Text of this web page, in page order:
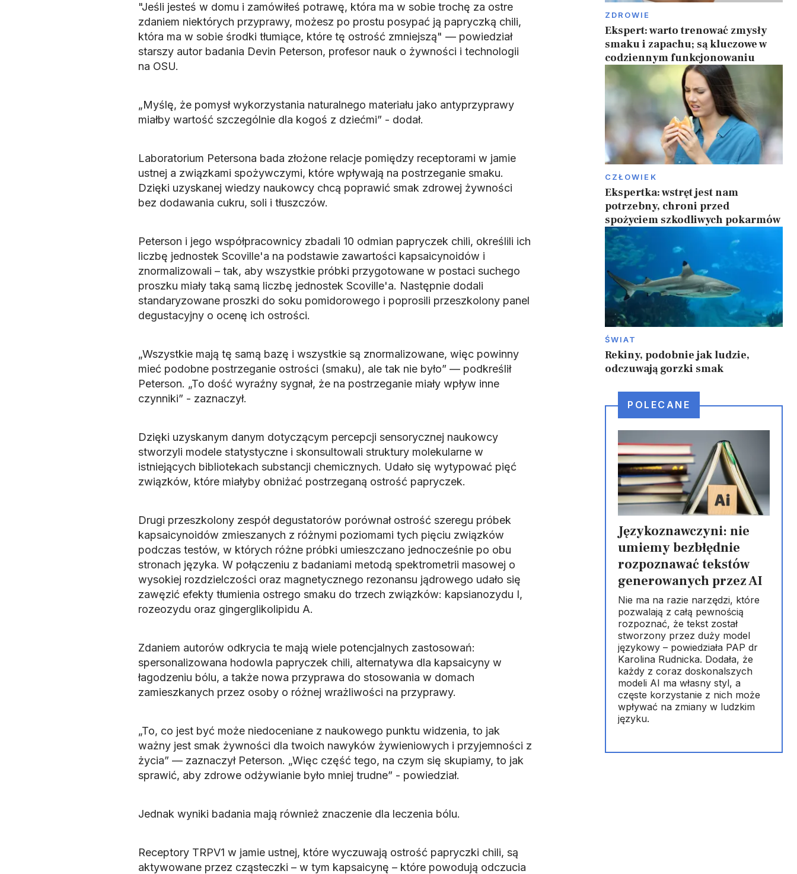
"Jeśli jesteś w domu i zamówiłeś potrawę, która ma w sobie trochę za ostre
zdaniem niektórych przyprawy, możesz po prostu posypać ją papryczką chili,
która ma w sobie środki tłumiące, które tę ostrość zmniejszą" — powiedział
starszy autor badania Devin Peterson, profesor nauk o żywności i technologii
na OSU.
„Myślę, że pomysł wykorzystania naturalnego materiału jako antyprzyprawy
miałby wartość szczególnie dla kogoś z dziećmi” - dodał.
Laboratorium Petersona bada złożone relacje pomiędzy receptorami w jamie
ustnej a związkami spożywczymi, które wpływają na postrzeganie smaku.
Dzięki uzyskanej wiedzy naukowcy chcą poprawić smak zdrowej żywności
bez dodawania cukru, soli i tłuszczów.
Peterson i jego współpracownicy zbadali 10 odmian papryczek chili, określili ich
liczbę jednostek Scoville'a na podstawie zawartości kapsaicynoidów i
znormalizowali – tak, aby wszystkie próbki przygotowane w postaci suchego
proszku miały taką samą liczbę jednostek Scoville'a. Następnie dodali
standaryzowane proszki do soku pomidorowego i poprosili przeszkolony panel
degustacyjny o ocenę ich ostrości.
„Wszystkie mają tę samą bazę i wszystkie są znormalizowane, więc powinny
mieć podobne postrzeganie ostrości (smaku), ale tak nie było” — podkreślił
Peterson. „To dość wyraźny sygnał, że na postrzeganie miały wpływ inne
czynniki” - zaznaczył.
Dzięki uzyskanym danym dotyczącym percepcji sensorycznej naukowcy
stworzyli modele statystyczne i skonsultowali struktury molekularne w
istniejących bibliotekach substancji chemicznych. Udało się wytypować pięć
związków, które miałyby obniżać postrzeganą ostrość papryczek.
Drugi przeszkolony zespół degustatorów porównał ostrość szeregu próbek
kapsaicynoidów zmieszanych z różnymi poziomami tych pięciu związków
podczas testów, w których różne próbki umieszczano jednocześnie po obu
stronach języka. W połączeniu z badaniami metodą spektrometrii masowej o
wysokiej rozdzielczości oraz magnetycznego rezonansu jądrowego udało się
zawęzić efekty tłumienia ostrego smaku do trzech związków: kapsianozydu I,
rozeozydu oraz gingerglikolipidu A.
Zdaniem autorów odkrycia te mają wiele potencjalnych zastosowań:
spersonalizowana hodowla papryczek chili, alternatywa dla kapsaicyny w
łagodzeniu bólu, a także nowa przyprawa do stosowania w domach
zamieszkanych przez osoby o różnej wrażliwości na przyprawy.
„To, co jest być może niedoceniane z naukowego punktu widzenia, to jak
ważny jest smak żywności dla twoich nawyków żywieniowych i przyjemności z
życia” — zaznaczył Peterson. „Więc część tego, na czym się skupiamy, to jak
sprawić, aby zdrowe odżywianie było mniej trudne” - powiedział.
Jednak wyniki badania mają również znaczenie dla leczenia bólu.
Receptory TRPV1 w jamie ustnej, które wyczuwają ostrość papryczki chili, są
aktywowane przez cząsteczki – w tym kapsaicynę – które powodują odczucia
ZDROWIE
Ekspert: warto trenować zmysły
smaku i zapachu; są kluczowe w
codziennym funkcjonowaniu
CZŁOWIEK
Ekspertka: wstręt jest nam
potrzebny, chroni przed
spożyciem szkodliwych pokarmów
ŚWIAT
Rekiny, podobnie jak ludzie,
odczuwają gorzki smak
POLECANE
Językoznawczyni: nie
umiemy bezbłędnie
rozpoznawać tekstów
generowanych przez AI
Nie ma na razie narzędzi, które
pozwalają z całą pewnością
rozpoznać, że tekst został
stworzony przez duży model
językowy – powiedziała PAP dr
Karolina Rudnicka. Dodała, że
każdy z coraz doskonalszych
modeli AI ma własny styl, a
częste korzystanie z nich może
wpływać na zmiany w ludzkim
języku.